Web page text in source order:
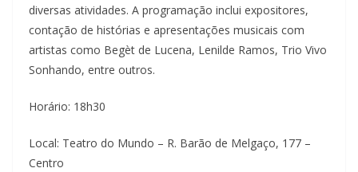
diversas atividades. A programação inclui expositores,
contação de histórias e apresentações musicais com
artistas como Begèt de Lucena, Lenilde Ramos, Trio Vivo
Sonhando, entre outros.
Horário: 18h30
Local: Teatro do Mundo – R. Barão de Melgaço, 177 –
Centro